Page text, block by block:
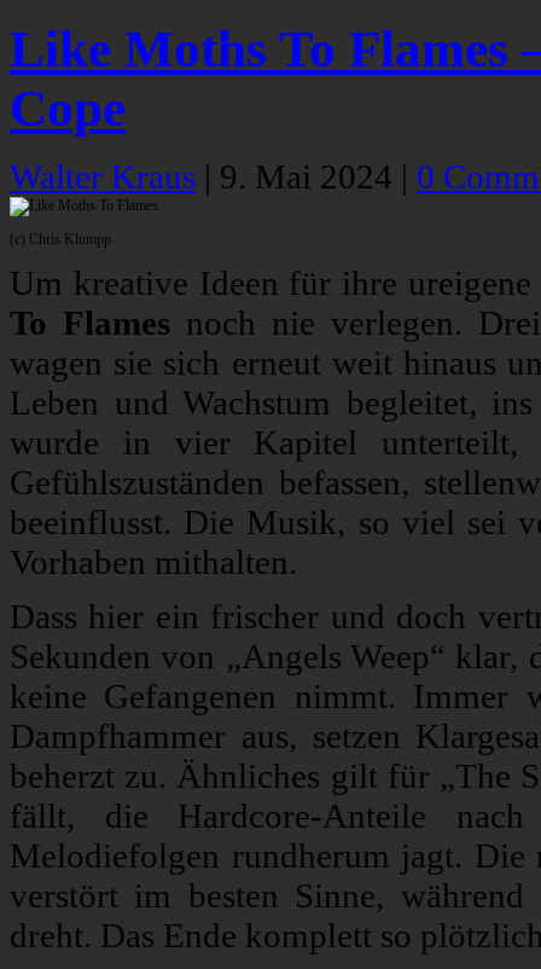
Like Moths To Flames
Cope
Walter Kraus | 9. Mai 2024 | 0
(c) Chris Klumpp
Um kreative Ideen für ihre
To Flames noch nie verlegen.
wagen sie sich erneut weit hinaus
Leben und Wachstum begleitet,
wurde in vier Kapitel unterteilt,
Gefühlszuständen befassen,
beeinflusst. Die Musik, so viel sei
Vorhaben mithalten.
Dass hier ein frischer und doch
Sekunden von „Angels Weep“
keine Gefangenen nimmt. Immer
Dampfhammer aus, setzen
beherzt zu. Ähnliches gilt für „The
fällt, die Hardcore-Anteile
Melodiefolgen rundherum jagt. Die
verstört im besten Sinne,
dreht. Das Ende komplett so